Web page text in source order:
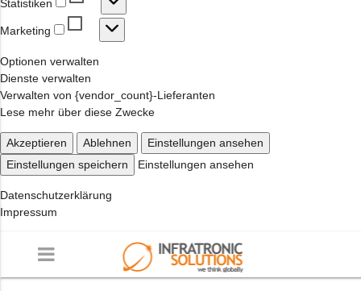
Statistiken
Marketing
Marketing
Optionen verwalten
Dienste verwalten
Verwalten von {vendor_count}-Lieferanten
Lese mehr über diese Zwecke
Akzeptieren Ablehnen
Einstellungen ansehen
Einstellungen speichern
Einstellungen ansehen
Datenschutzerklärung
Impressum